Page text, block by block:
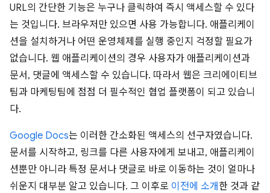
URL의 간단한 기능은 누구나 클릭하여 즉시 액세스할 수 있다
는 것입니다. 브라우저만 있으면 사용 가능합니다. 애플리케이
션을 설치하거나 어떤 운영체제를 실행 중인지 걱정할 필요가
없습니다. 웹 애플리케이션의 경우 사용자가 애플리케이션과
문서, 댓글에 액세스할 수 있습니다. 따라서 웹은 크리에이티브
팀과 마케팅팀에 점점 더 필수적인 협업 플랫폼이 되고 있습니
다.
Google Docs는 이러한 간소화된 액세스의 선구자였습니다.
문서를 시작하고, 링크를 다른 사용자에게 보내고, 애플리케이
션뿐만 아니라 특정 문서나 댓글로 바로 이동하는 것이 얼마나
쉬운지 대부분 알고 있습니다. 그 이후로 이전에 소개 한 것과 같